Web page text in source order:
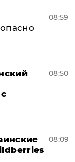
08:59
08:50
08:09